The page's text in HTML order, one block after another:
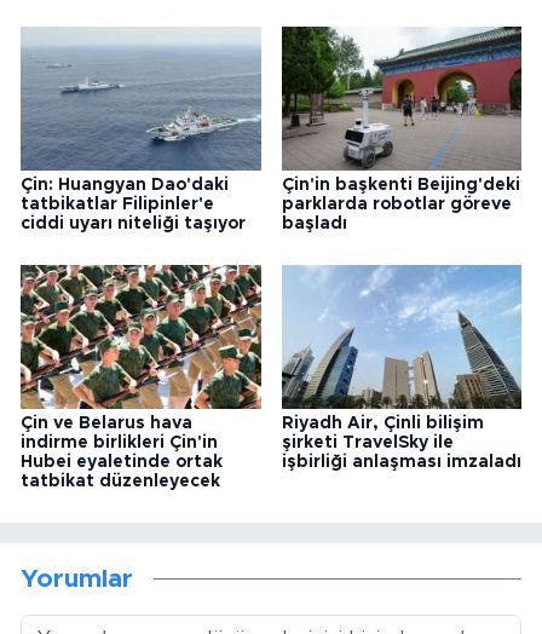
Çin: Huangyan Dao'daki
tatbikatlar Filipinler'e
ciddi uyarı niteliği taşıyor
Çin'in başkenti Beijing'deki
parklarda robotlar göreve
başladı
Çin ve Belarus hava
indirme birlikleri Çin'in
Hubei eyaletinde ortak
tatbikat düzenleyecek
Riyadh Air, Çinli bilişim
şirketi TravelSky ile
işbirliği anlaşması imzaladı
Yorumlar